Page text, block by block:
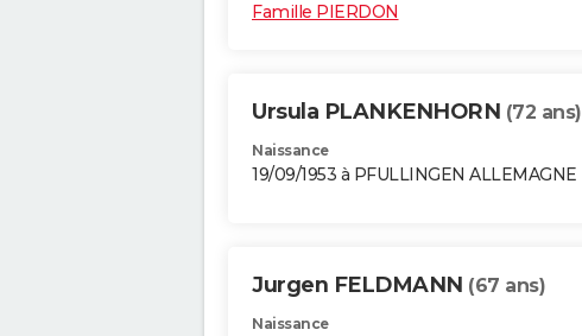
Famille PIERDON
Ursula PLANKENHORN (72 ans)
Naissance
19/09/1953 à PFULLINGEN ALLEMAGNE
Jurgen FELDMANN (67 ans)
Naissance